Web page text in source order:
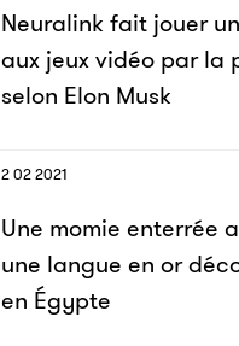
Neuralink fait jouer
aux jeux vidéo par la
selon Elon Musk
2 02 2021
Une momie enterrée
une langue en or
en Égypte